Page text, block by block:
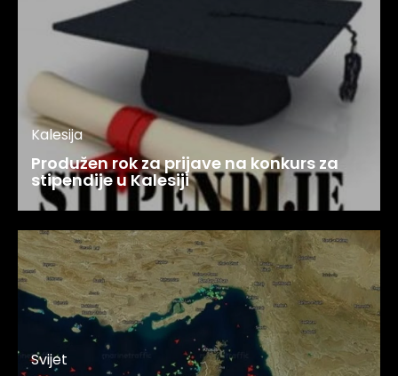
Kalesija
Produžen rok za prijave na konkurs za
stipendije u Kalesiji
Svijet